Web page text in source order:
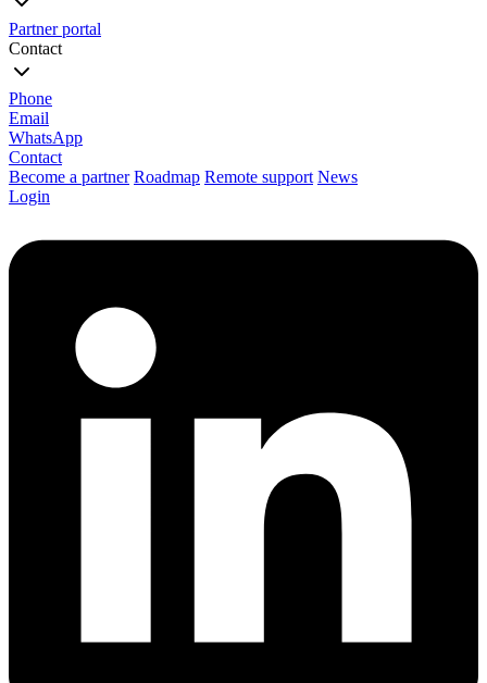
Partner portal
Contact
Phone
Email
WhatsApp
Contact
Become a partner Roadmap Remote support News
Login